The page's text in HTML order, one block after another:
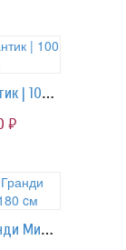
Мишка Бантик | 100 см
руб.
Мишка Гранди Милки | 180 cм